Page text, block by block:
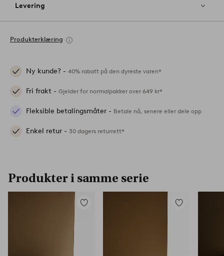
Levering
Produkterklæring
Ny kunde? - 40% rabatt på den dyreste varen*
Fri frakt - Gjelder for normalpakker over 649 kr*
Fleksible betalingsmåter - Betale nå, senere eller dele opp
Enkel retur - 30 dagers returrett*
Produkter i samme serie
Legg
Legg